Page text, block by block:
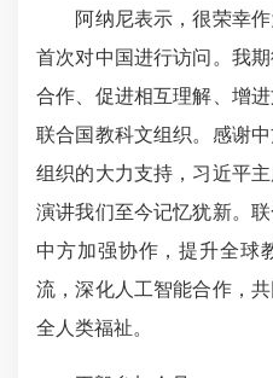
阿纳尼表示，很荣幸作
首次对中国进行访问。我
合作、促进相互理解、增
联合国教科文组织。感谢
组织的大力支持，习近平
演讲我们至今记忆犹新。
中方加强协作，提升全球
流，深化人工智能合作，
全人类福祉。